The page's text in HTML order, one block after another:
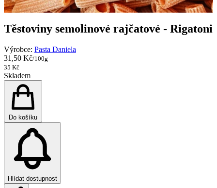
Těstoviny semolinové rajčatové - Rigatoni
Výrobce: Pasta Daniela
31,50 Kč/100g
35 Kč
Skladem
Do košíku
Hlídat dostupnost